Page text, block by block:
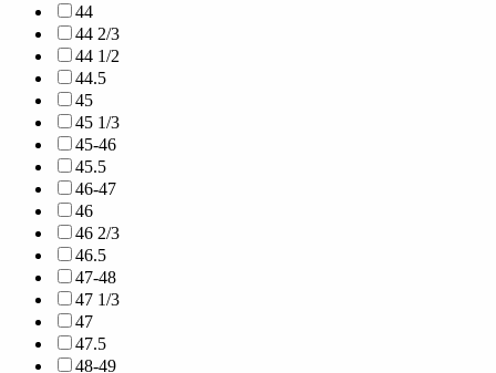
44
44 2/3
44 1/2
44.5
45
45 1/3
45-46
45.5
46-47
46
46 2/3
46.5
47-48
47 1/3
47
47.5
48-49